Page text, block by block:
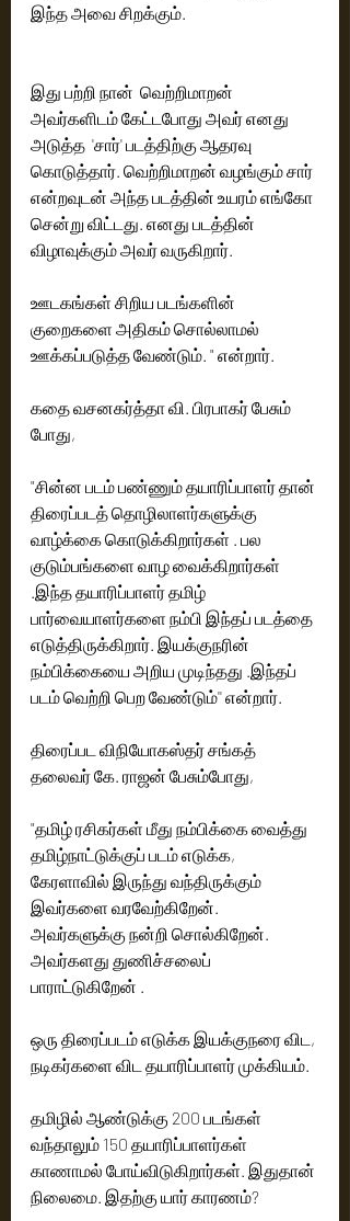
இந்த அவை சிறக்கும்.
இது பற்றி நான்  வெற்றிமாறன்
அவர்களிடம் கேட்டபோது அவர் எனது
அடுத்த  'சார்' படத்திற்கு ஆதரவு
கொடுத்தார். வெற்றிமாறன் வழங்கும் சார்
என்றவுடன் அந்த படத்தின் உயரம் எங்கோ
சென்று விட்டது. எனது படத்தின்
விழாவுக்கும் அவர் வருகிறார்.
ஊடகங்கள் சிறிய படங்களின்
குறைகளை அதிகம் சொல்லாமல்
ஊக்கப்படுத்த வேண்டும். " என்றார்.
கதை வசனகர்த்தா வி. பிரபாகர் பேசும்
போது,
"சின்ன படம் பண்ணும் தயாரிப்பாளர் தான்
திரைப்படத் தொழிலாளர்களுக்கு
வாழ்க்கை கொடுக்கிறார்கள் . பல
குடும்பங்களை வாழ வைக்கிறார்கள்
.இந்த தயாரிப்பாளர் தமிழ்
பார்வையாளர்களை நம்பி இந்தப் படத்தை
எடுத்திருக்கிறார். இயக்குநரின்
நம்பிக்கையை அறிய முடிந்தது .இந்தப்
படம் வெற்றி பெற வேண்டும்'' என்றார்.
திரைப்பட விநியோகஸ்தர் சங்கத்
தலைவர் கே. ராஜன் பேசும்போது,
"தமிழ் ரசிகர்கள் மீது நம்பிக்கை வைத்து
தமிழ்நாட்டுக்குப் படம் எடுக்க,
கேரளாவில் இருந்து வந்திருக்கும்
இவர்களை வரவேற்கிறேன்.
அவர்களுக்கு நன்றி சொல்கிறேன்.
அவர்களது துணிச்சலைப்
பாராட்டுகிறேன் .
ஒரு திரைப்படம் எடுக்க இயக்குநரை விட,
நடிகர்களை விட தயாரிப்பாளர் முக்கியம்.
தமிழில் ஆண்டுக்கு 200 படங்கள்
வந்தாலும் 150 தயாரிப்பாளர்கள்
காணாமல் போய்விடுகிறார்கள். இதுதான்
நிலைமை. இதற்கு யார் காரணம்?